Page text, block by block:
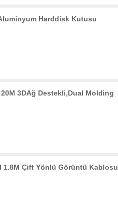
Harddisk Kutusu
3DAğ Destekli,Dual Molding
1.8M Çift Yönlü Görüntü Kablosu